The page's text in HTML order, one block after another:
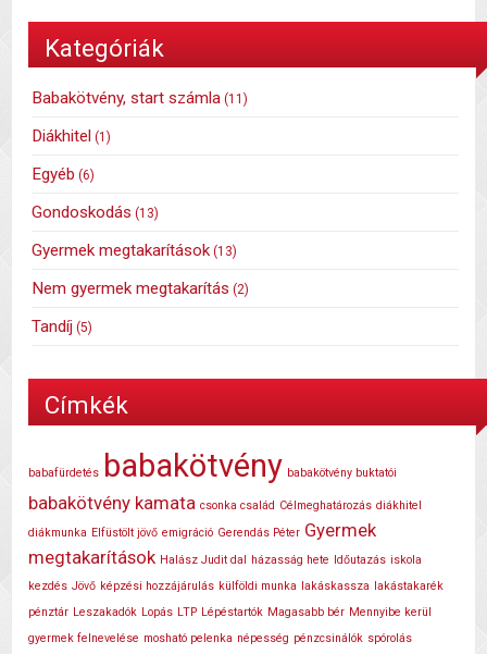
Kategóriák
Babakötvény, start számla (11)
Diákhitel (1)
Egyéb (6)
Gondoskodás (13)
Gyermek megtakarítások (13)
Nem gyermek megtakarítás (2)
Tandíj (5)
Címkék
babafürdetés babakötvény babakötvény buktatói
babakötvény kamata csonka család Célmeghatározás diákhitel
diákmunka Elfüstölt jövő emigráció Gerendás Péter Gyermek
megtakarítások Halász Judit dal házasság hete Időutazás iskola
kezdés Jövő képzési hozzájárulás külföldi munka lakáskassza lakástakarék
pénztár Leszakadók Lopás LTP Lépéstartók Magasabb bér Mennyibe kerül
gyermek felnevelése mosható pelenka népesség pénzcsinálók spórolás